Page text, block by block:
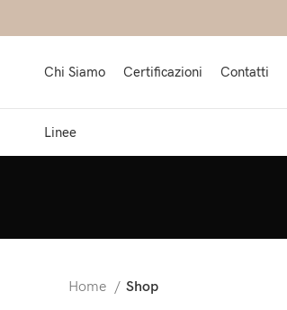
Chi Siamo Certificazioni Contatti
Linee
Home Shop